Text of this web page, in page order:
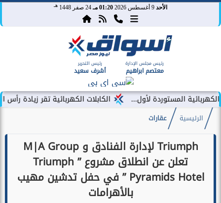
الأحد 01:20 مـ 24 صفر 1448 هـ
رئيس مجلس الإدارة
معتصم ابراهيم
رئيس التحرير
أشرف سعيد
الكابلات الكهربائية تقر زيادة رأس المال المصدر إلى 1.31
الرئيسية عقارات
Triumph لإدارة الفنادق و M|A Group